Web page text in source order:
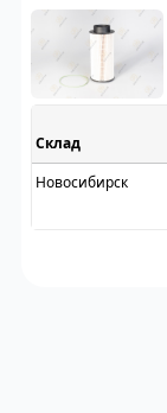
Склад
Новосибирск